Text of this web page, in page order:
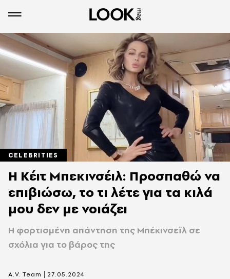
CELEBRITIES
Η Κέιτ Μπεκινσέιλ: Προσπαθώ να
επιβιώσω, το τι λέτε για τα κιλά
μου δεν με νοιάζει
Η φορτισμένη απάντηση της Μπέκινσεϊλ σε
σχόλια για το βάρος της
A.V. Team | 27.05.2024